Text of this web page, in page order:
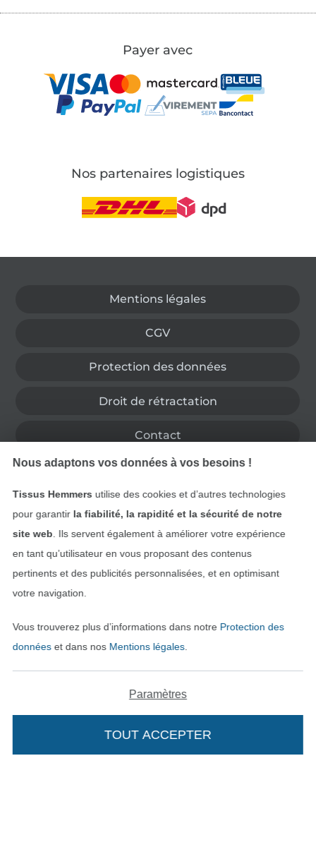
Ajouter à mon panier
Payer avec
Nos partenaires logistiques
Mentions légales
CGV
Protection des données
Droit de rétractation
Contact
Trouvez plus d’idées
Nous adaptons vos données à vos besoins !
Tissus Hemmers utilise des cookies et d’autres technologies
pour garantir la fiabilité, la rapidité et la sécurité de notre
site web . Ils servent également à améliorer votre expérience
en tant qu’utilisateur en vous proposant des contenus
pertinents et des publicités personnalisées, et en optimisant
votre navigation.
Vous trouverez plus d’informations dans notre Protection des
donnéeset dans nos Mentions légales.
Paramètres
TOUT ACCEPTER